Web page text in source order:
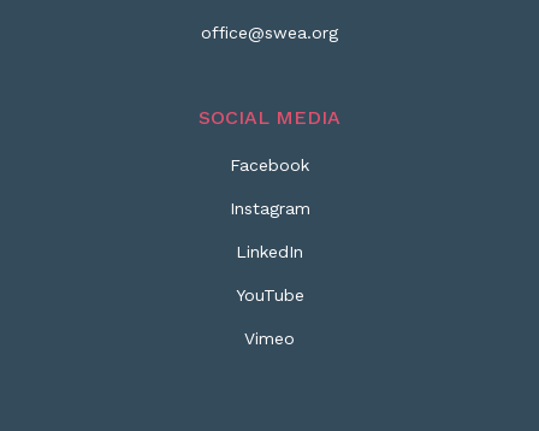
office@swea.org
SOCIAL MEDIA
Facebook
Instagram
LinkedIn
YouTube
Vimeo